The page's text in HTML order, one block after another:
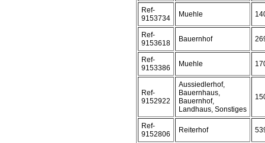
Ref-
9153734
Muehle
Ref-
9153618
Bauernhof
Ref-
9153386
Muehle
Ref-
9152922
Aussiedlerhof,
Bauernhaus,
Bauernhof,
Landhaus, Sonstiges
Ref-
9152806
Reiterhof